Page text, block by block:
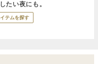
たい夜にも。
テムを探す